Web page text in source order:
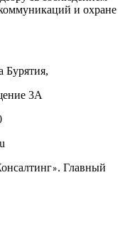
и охране
Бурятия,
3А
». Главный